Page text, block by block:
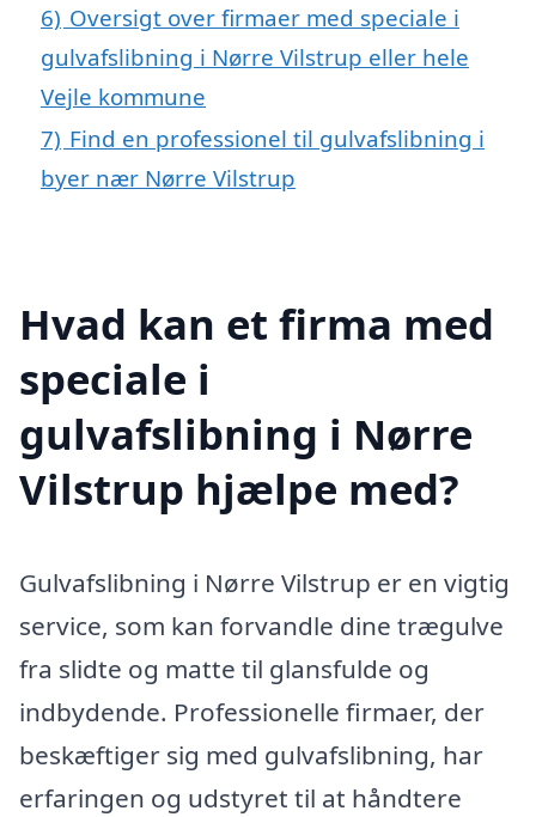
6) Oversigt over firmaer med speciale i
gulvafslibning i Nørre Vilstrup eller hele
Vejle kommune
7) Find en professionel til gulvafslibning i
byer nær Nørre Vilstrup
Hvad kan et firma med
speciale i
gulvafslibning i Nørre
Vilstrup hjælpe med?
Gulvafslibning i Nørre Vilstrup er en vigtig
service, som kan forvandle dine trægulve
fra slidte og matte til glansfulde og
indbydende. Professionelle firmaer, der
beskæftiger sig med gulvafslibning, har
erfaringen og udstyret til at håndtere